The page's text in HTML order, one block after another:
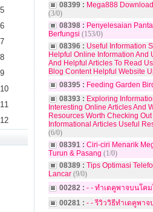
08399 : Mega888
(3/0)
08398 : Penyelesaian
Berfungsi (153/0)
08396 : Useful Information
Helpful Online Information And
And Helpful Articles To Read
Blog Content Helpful Website
08395 : Feeding Garden
08393 : Exploring
Interesting Online Articles And
Resources Worth Checking
Informational Articles Useful
(6/0)
08391 : Ciri-ciri Menarik
Turun & Pasang (1/0)
08389 : Tips Optimasi
Lancar (9/0)
00282 : - - ทำเดคูพาจบนโค
00281 : - - รีวิววิธีทำเดคูพา